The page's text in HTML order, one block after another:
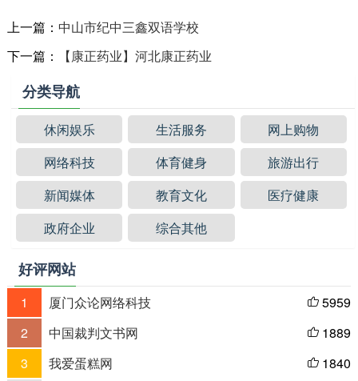
上一篇： 中山市纪中三鑫双语学校
下一篇：
【康正药业】河北康正药业
分类导航
休闲娱乐 生活服务
网上购物
网络科技
体育健身
旅游出行
新闻媒体
教育文化
医疗健康
政府企业
综合其他
好评网站
1 厦门众论网络科技  5959
2
中国裁判文书网  1889
3
我爱蛋糕网  1840